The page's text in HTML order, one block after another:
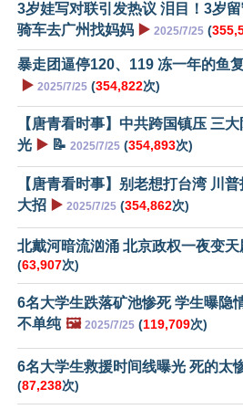
3岁娃写对联引发热议 泪目！3岁
骑车去广州找妈妈 ▶️ 2025/7/25 (
暴走团逼停120、119 冻一年的鱼
▶️ 2025/7/25 (354,822次)
【唐青看时事】中共跨国镇压 三
光 ▶️ 📝 2025/7/25 (354,893次)
【唐青看时事】别老想打台湾 川
大招 ▶️ 2025/7/25 (354,862次)
北戴河暗流汹涌 北京政权一夜变
(63,907次)
6名大学生跌落矿池惨死 学生曝隐
不单纯 🖼️ 2025/7/25 (119,709次)
6名大学生救援时间线曝光 死的太
(87,238次)